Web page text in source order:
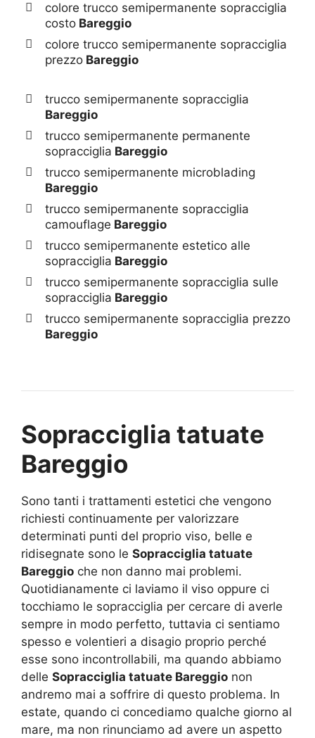
colore trucco semipermanente sopracciglia
costo Bareggio
colore trucco semipermanente sopracciglia
prezzo Bareggio
trucco semipermanente sopracciglia
Bareggio
trucco semipermanente permanente
sopracciglia Bareggio
trucco semipermanente microblading
Bareggio
trucco semipermanente sopracciglia
camouflage Bareggio
trucco semipermanente estetico alle
sopracciglia Bareggio
trucco semipermanente sopracciglia sulle
sopracciglia Bareggio
trucco semipermanente sopracciglia prezzo
Bareggio
Sopracciglia tatuate
Bareggio
Sono tanti i trattamenti estetici che vengono
richiesti continuamente per valorizzare
determinati punti del proprio viso, belle e
ridisegnate sono le Sopracciglia tatuate
Bareggio che non danno mai problemi.
Quotidianamente ci laviamo il viso oppure ci
tocchiamo le sopracciglia per cercare di averle
sempre in modo perfetto, tuttavia ci sentiamo
spesso e volentieri a disagio proprio perché
esse sono incontrollabili, ma quando abbiamo
delle Sopracciglia tatuate Bareggio non
andremo mai a soffrire di questo problema. In
estate, quando ci concediamo qualche giorno al
mare, ma non rinunciamo ad avere un aspetto